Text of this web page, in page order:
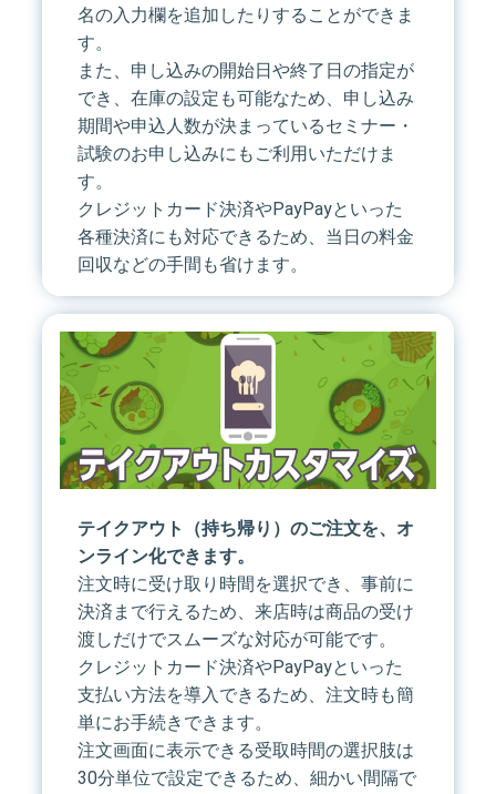
名の入力欄を追加したりすることができま
す。
また、申し込みの開始日や終了日の指定が
でき、在庫の設定も可能なため、申し込み
期間や申込人数が決まっているセミナー・
試験のお申し込みにもご利用いただけま
す。
クレジットカード決済やPayPayといった
各種決済にも対応できるため、当日の料金
回収などの手間も省けます。
テイクアウト（持ち帰り）のご注文を、オ
ンライン化できます。
注文時に受け取り時間を選択でき、事前に
決済まで行えるため、来店時は商品の受け
渡しだけでスムーズな対応が可能です。
クレジットカード決済やPayPayといった
支払い方法を導入できるため、注文時も簡
単にお手続きできます。
注文画面に表示できる受取時間の選択肢は
30分単位で設定できるため、細かい間隔で